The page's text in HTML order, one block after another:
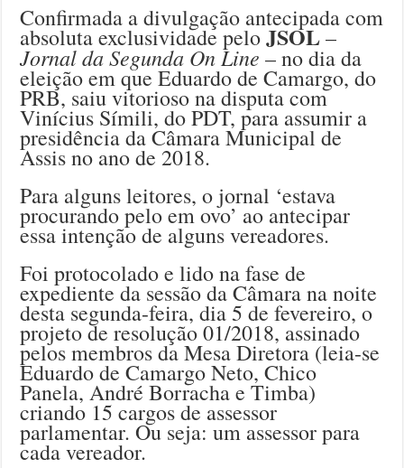
Confirmada a divulgação antecipada com
absoluta exclusividade peloJSOL–
Jornal da Segunda On Line – no dia da
eleição em que Eduardo de Camargo, do
PRB, saiu vitorioso na disputa com
Vinícius Símili, do PDT, para assumir a
presidência da Câmara Municipal de
Assis no ano de 2018.
Para alguns leitores, o jornal ‘estava
procurando pelo em ovo’ ao antecipar
essa intenção de alguns vereadores.
Foi protocolado e lido na fase de
expediente da sessão da Câmara na noite
desta segunda-feira, dia 5 de fevereiro, o
projeto de resolução 01/2018, assinado
pelos membros da Mesa Diretora (leia-se
Eduardo de Camargo Neto, Chico
Panela, André Borracha e Timba)
criando 15 cargos de assessor
parlamentar. Ou seja: um assessor para
cada vereador.